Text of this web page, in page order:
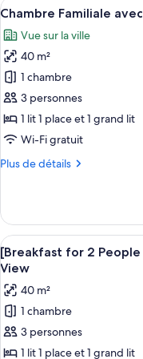
(Deluxe)
de
Chambre
Familiale,
vue
montagne
(Deluxe)
Afficher
toutes
les
photos
pour
ce
type
de
chambre :
Chambre
lits
jumeaux
(Airport
View,
Deluxe)
12
Chambre Familiale
Vue sur la ville
40 m²
1 chambre
3 personnes
1 lit 1 place et 1 grand lit
Wi-Fi gratuit
Plus de détails
Plus
le
type
de
chambre
Familiale
avec
lits
jumeaux
(Airport
Afficher
toutes
les
photos
pour
ce
type
10
[Breakfast for 2
View
40 m²
1 chambre
3 personnes
1 lit 1 place et 1 grand lit